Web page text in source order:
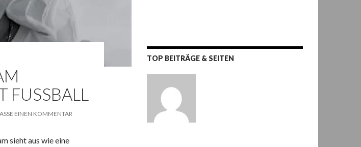
EINEN KOMMENTAR
sieht aus wie eine
TOP BEITRÄGE & SEITEN